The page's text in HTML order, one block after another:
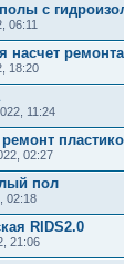
с
06:11
насчет
18:20
11:24
ремонт
02:27
пол
02:18
RIDS2.0
21:06